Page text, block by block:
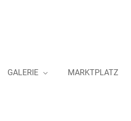
GALERIE MARKTPLATZ